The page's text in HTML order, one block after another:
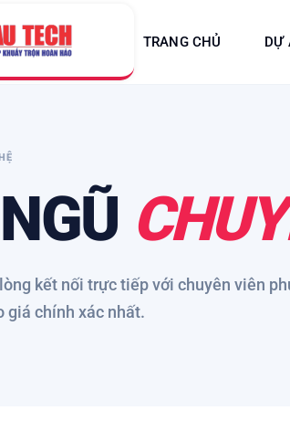
TRANG CHỦ DỰ
kết nối trực tiếp với chuyên viên
giá chính xác nhất.